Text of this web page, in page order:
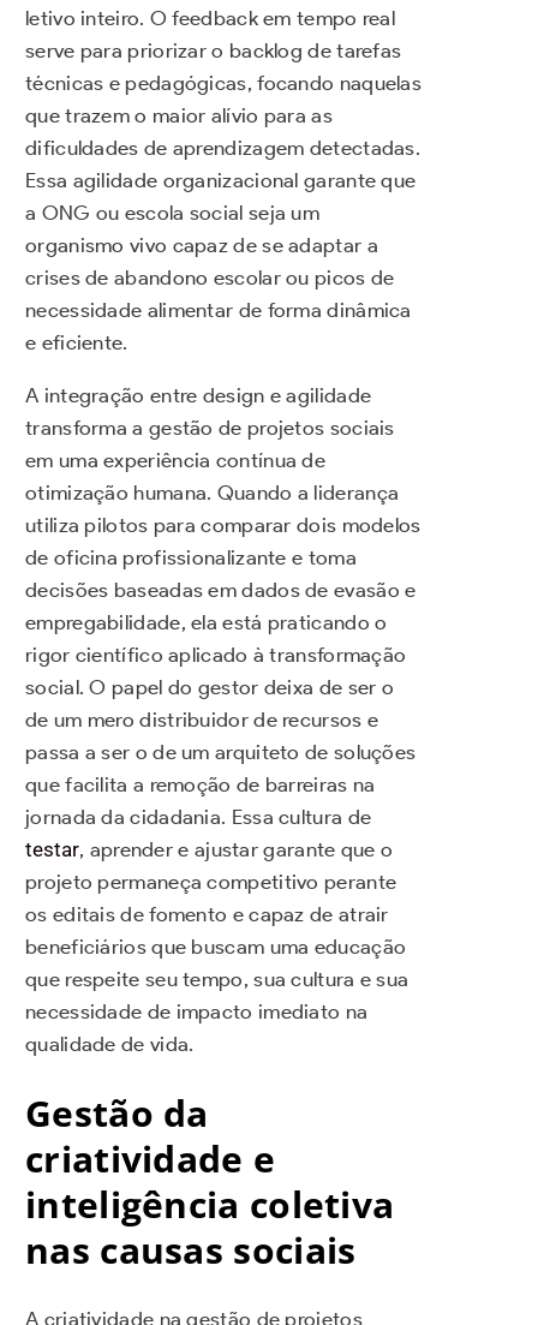
letivo inteiro. O feedback em tempo real
serve para priorizar o backlog de tarefas
técnicas e pedagógicas, focando naquelas
que trazem o maior alívio para as
dificuldades de aprendizagem detectadas.
Essa agilidade organizacional garante que
a ONG ou escola social seja um
organismo vivo capaz de se adaptar a
crises de abandono escolar ou picos de
necessidade alimentar de forma dinâmica
e eficiente.
A integração entre design e agilidade
transforma a gestão de projetos sociais
em uma experiência contínua de
otimização humana. Quando a liderança
utiliza pilotos para comparar dois modelos
de oficina profissionalizante e toma
decisões baseadas em dados de evasão e
empregabilidade, ela está praticando o
rigor científico aplicado à transformação
social. O papel do gestor deixa de ser o
de um mero distribuidor de recursos e
passa a ser o de um arquiteto de soluções
que facilita a remoção de barreiras na
jornada da cidadania. Essa cultura de
testar, aprender e ajustar garante que o
projeto permaneça competitivo perante
os editais de fomento e capaz de atrair
beneficiários que buscam uma educação
que respeite seu tempo, sua cultura e sua
necessidade de impacto imediato na
qualidade de vida.
Gestão da
criatividade e
inteligência coletiva
nas causas sociais
A criatividade na gestão de projetos